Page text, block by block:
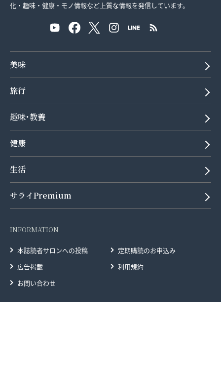
化・趣味・健康・モノ情報など上質な情報を発信しています。
美味
旅行
趣味･教養
健康
生活
サライPremium
INFORMATION
本誌読者サロンへの投稿
定期購読のお申込み
広告掲載
利用規約
お問い合わせ